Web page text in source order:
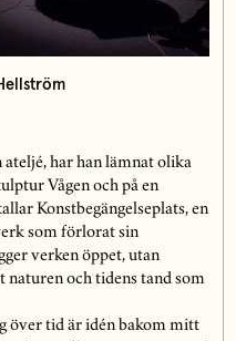
ateljé, har han lämnat olika
Vågen och på en
Konstbegängelseplats, en
som förlorat sin
verken öppet, utan
naturen och tidens tand som
över tid är idén bakom mitt